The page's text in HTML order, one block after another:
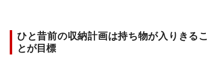
ひと昔前の収納計画は持ち物が入りきるこ
とが目標